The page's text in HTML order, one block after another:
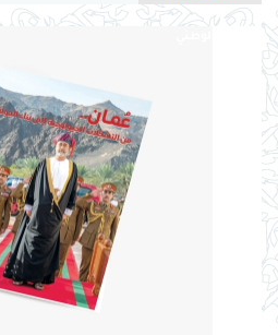
والهيدروجين الأخضر أهم مرتكزات
الحكومة على إنشاء بنية متكاملة